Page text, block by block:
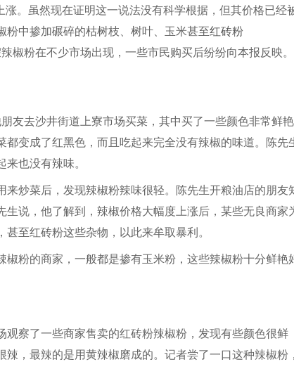
。虽然现在证明这一说法没有科学根据，但其价格已经
中掺加碾碎的枯树枝、树叶、玉米甚至红砖粉
椒粉在不少市场出现，一些市民购买后纷纷向本报反映。
友去沙井街道上寮市场买菜，其中买了一些颜色非常鲜艳
变成了红黑色，而且吃起来完全没有辣椒的味道。陈先
也没有辣味。
炒菜后，发现辣椒粉辣味很轻。陈先生开粮油店的朋友
说，他了解到，辣椒价格大幅度上涨后，某些无良商家
至红砖粉这些杂物，以此来牟取暴利。
粉的商家，一般都是掺有玉米粉，这些辣椒粉十分鲜艳
察了一些商家售卖的红砖粉辣椒粉，发现有些颜色很鲜
，最辣的是用黄辣椒磨成的。记者尝了一口这种辣椒粉，